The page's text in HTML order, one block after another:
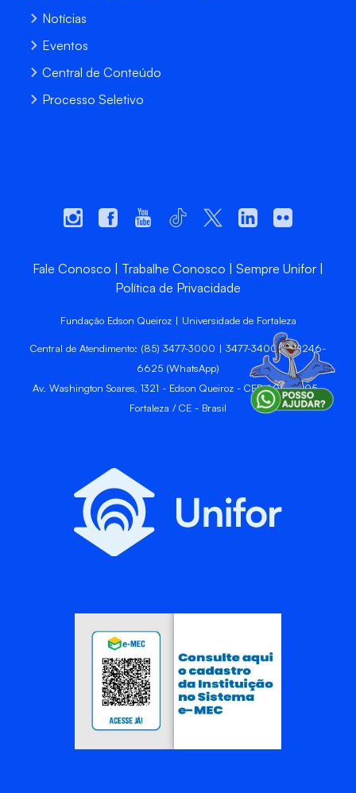
Notícias
Eventos
Central de Conteúdo
Processo Seletivo
Fale Conosco Trabalhe Conosco
Sempre Unifor
Política de Privacidade
Fundação Edson Queiroz | Universidade de Fortaleza
Central de Atendimento: (85) 3477-3000 | 3477-3400 | 99246-
6625 (WhatsApp)
Av. Washington Soares, 1321 - Edson Queiroz - CEP 60811-905 -
Fortaleza / CE - Brasil